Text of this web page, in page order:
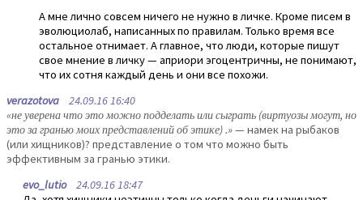
А мне лично совсем ничего не нужно в личке. Кроме писем в
эволюциолаб, написанных по правилам. Только время все
остальное отнимает. А главное, что люди, которые пишут
свое мнение в личку — априори эгоцентричны, не понимают,
что их сотня каждый день и они все похожи.
verazotova 24.09.16 16:40
«не уверена что это можно подделать или сыграть (виртуозы могут, но
это за гранью моих представлений об этике) .»— намек на рыбаков
(или хищников)? представление о том что можно быть
эффективным за гранью этики.
evo_lutio24.09.16 18:47